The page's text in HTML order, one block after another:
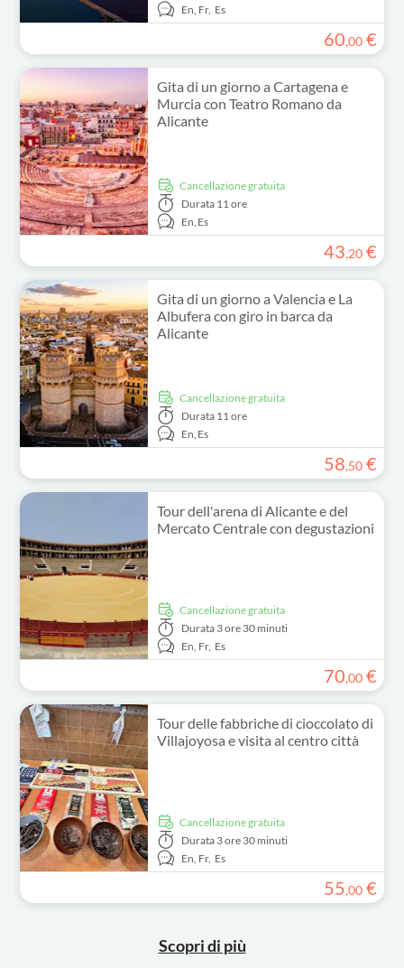
En, Fr, Es
60,00 €
Gita di un giorno a Cartagena e
Murcia con Teatro Romano da
Alicante
Cancellazione gratuita
Durata 11 ore
En, Es
43,20 €
Gita di un giorno a Valencia e La
Albufera con giro in barca da
Alicante
Cancellazione gratuita
Durata 11 ore
En, Es
58,50 €
Tour dell'arena di Alicante e del
Mercato Centrale con degustazioni
Cancellazione gratuita
Durata 3 ore 30 minuti
En, Fr, Es
70,00 €
Tour delle fabbriche di cioccolato di
Villajoyosa e visita al centro città
Cancellazione gratuita
Durata 3 ore 30 minuti
En, Fr, Es
55,00 €
Scopri di più